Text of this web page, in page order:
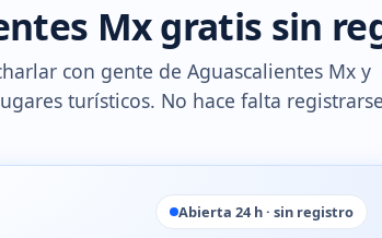
Mx gratis sin
con gente de Aguascalientes Mx y
turísticos. No hace falta
Abierta 24 h · sin registro